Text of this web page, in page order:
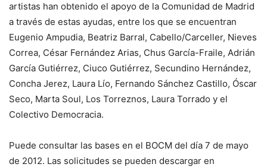
artistas han obtenido el apoyo de la Comunidad de Madrid
a través de estas ayudas, entre los que se encuentran
Eugenio Ampudia, Beatriz Barral, Cabello/Carceller, Nieves
Correa, César Fernández Arias, Chus García-Fraile, Adrián
García Gutiérrez, Ciuco Gutiérrez, Secundino Hernández,
Concha Jerez, Laura Lío, Fernando Sánchez Castillo, Óscar
Seco, Marta Soul, Los Torreznos, Laura Torrado y el
Colectivo Democracia.
Puede consultar las bases en el BOCM del día 7 de mayo
de 2012. Las solicitudes se pueden descargar en